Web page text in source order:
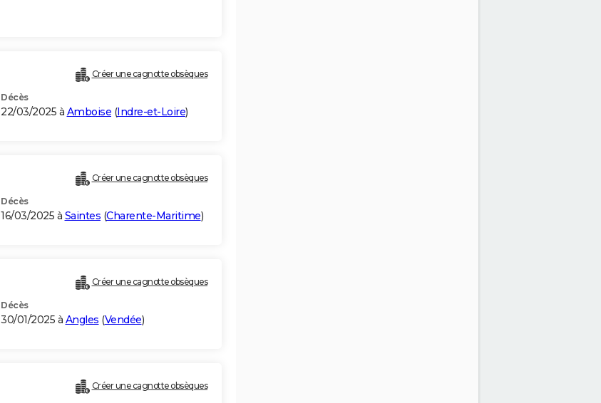
Créer une cagnotte obsèques
Décès
22/03/2025 à Amboise (Indre-et-Loire)
Créer une cagnotte obsèques
Décès
16/03/2025 à Saintes (Charente-Maritime)
Créer une cagnotte obsèques
Décès
30/01/2025 à Angles (Vendée)
Créer une cagnotte obsèques